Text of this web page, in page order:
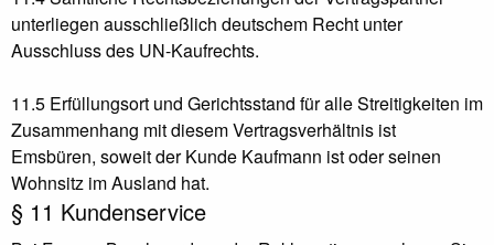
unterliegen ausschließlich deutschem Recht unter
Ausschluss des UN-Kaufrechts.
11.5 Erfüllungsort und Gerichtsstand für alle Streitigkeiten im
Zusammenhang mit diesem Vertragsverhältnis ist
Emsbüren, soweit der Kunde Kaufmann ist oder seinen
Wohnsitz im Ausland hat.
§ 11 Kundenservice